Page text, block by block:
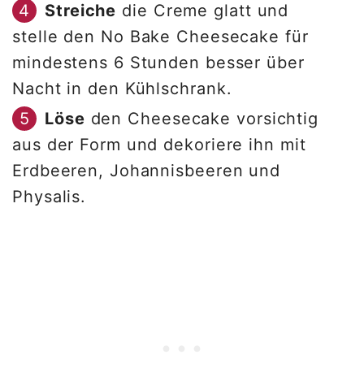
Streiche die Creme glatt und
stelle den No Bake Cheesecake für
mindestens 6 Stunden besser über
Nacht in den Kühlschrank.
Löse den Cheesecake vorsichtig
aus der Form und dekoriere ihn mit
Erdbeeren, Johannisbeeren und
Physalis.